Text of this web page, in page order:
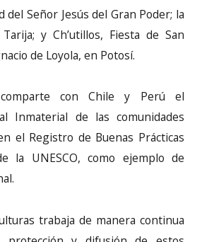
del Señor Jesús del Gran Poder; la
y Ch’utillos, Fiesta de San
de Loyola, en Potosí.
comparte con Chile y Perú el
Inmaterial de las comunidades
el Registro de Buenas Prácticas
la UNESCO, como ejemplo de
trabaja de manera continua